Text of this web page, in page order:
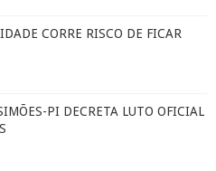
CORRE RISCO DE FICAR
PI DECRETA LUTO OFICIAL